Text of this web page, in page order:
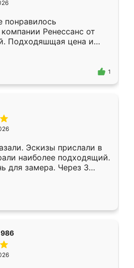
понравилось
Ренессанс от
Подходяшщая цена и
Приехавший
Владислав
эскизу самый
1
Эскизы прислали в
наиболее подходящий.
для замера. Через 3
уже готова. Остались
Спасибо Ренессанс
работу!